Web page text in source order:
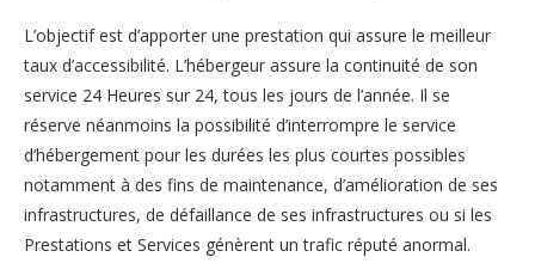
L’objectif est d’apporter une prestation qui assure le meilleur
taux d’accessibilité. L’hébergeur assure la continuité de son
service 24 Heures sur 24, tous les jours de l’année. Il se
réserve néanmoins la possibilité d’interrompre le service
d’hébergement pour les durées les plus courtes possibles
notamment à des fins de maintenance, d’amélioration de ses
infrastructures, de défaillance de ses infrastructures ou si les
Prestations et Services génèrent un trafic réputé anormal.